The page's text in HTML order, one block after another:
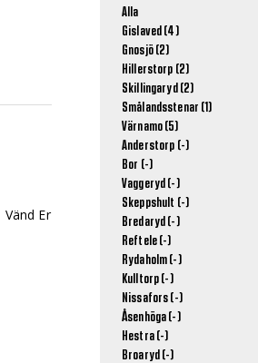
Vänd Er
Alla
Gislaved (4)
Gnosjö (2)
Hillerstorp (2)
Skillingaryd (2)
Smålandsstenar (1)
Värnamo (5)
Anderstorp (-)
Bor (-)
Vaggeryd (-)
Skeppshult (-)
Bredaryd (-)
Reftele (-)
Rydaholm (-)
Kulltorp (-)
Nissafors (-)
Åsenhöga (-)
Hestra (-)
Broaryd (-)